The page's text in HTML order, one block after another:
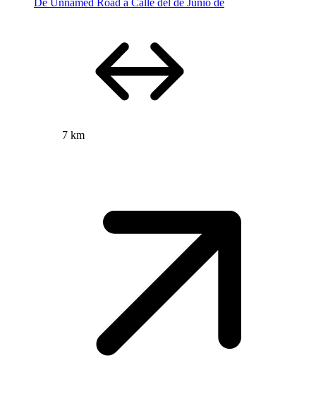
De Unnamed Road a Calle del de Junio de
7 km